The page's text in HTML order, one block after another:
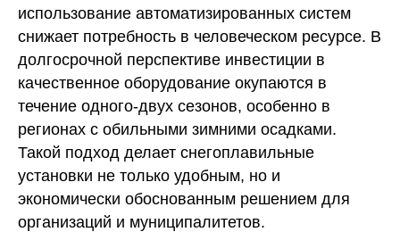
использование автоматизированных систем
снижает потребность в человеческом ресурсе. В
долгосрочной перспективе инвестиции в
качественное оборудование окупаются в
течение одного-двух сезонов, особенно в
регионах с обильными зимними осадками.
Такой подход делает снегоплавильные
установки не только удобным, но и
экономически обоснованным решением для
организаций и муниципалитетов.